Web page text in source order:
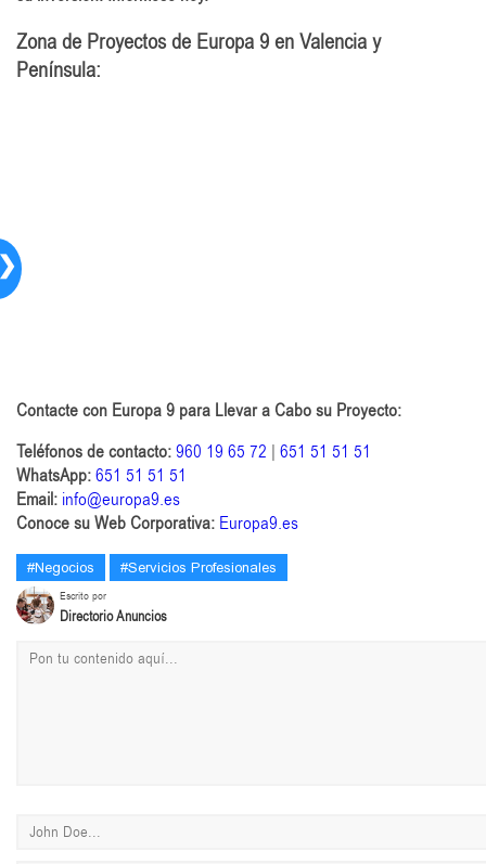
Zona de Proyectos de Europa 9 en Valencia y
Península:
Contacte con Europa 9 para Llevar a Cabo su Proyecto:
Teléfonos de contacto:960 19 65 72 | 651 51 51 51
WhatsApp:651 51 51 51
Email: info@europa9.es
Conoce su Web Corporativa: Europa9.es
#Negocios #Servicios Profesionales
Escrito por
Directorio Anuncios